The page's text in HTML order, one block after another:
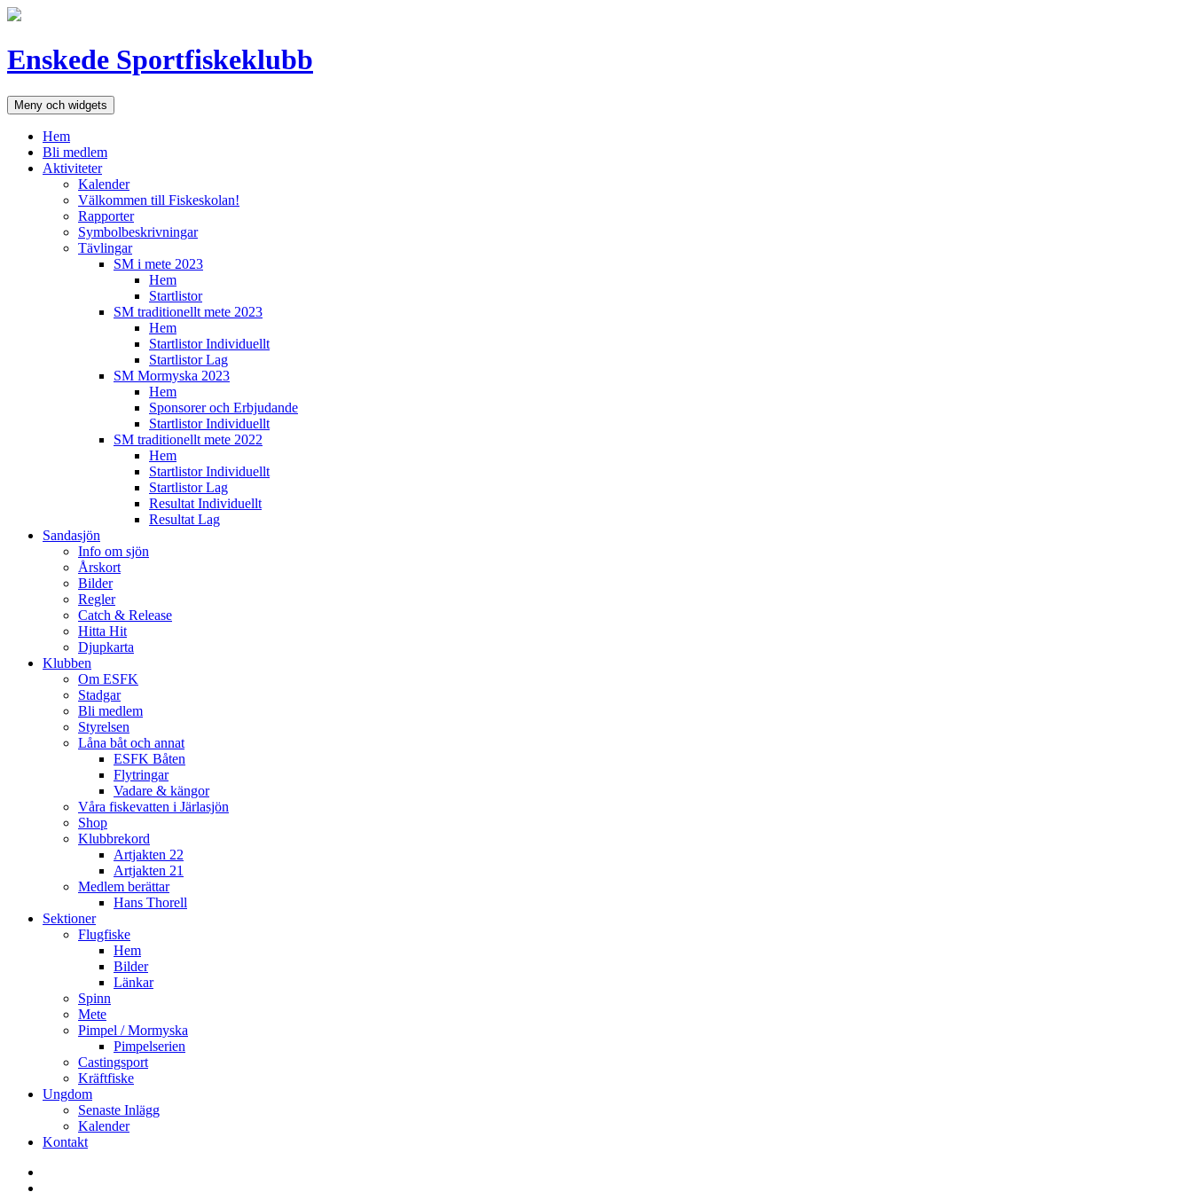
Hoppa
Enskede Sportfiskeklubb
Meny och widgets
Hem
Bli medlem
Aktiviteter
Kalender
Välkommen till Fiskeskolan!
Rapporter
Symbolbeskrivningar
Tävlingar
SM i mete 2023
Hem
Startlistor
SM traditionellt mete 2023
Hem
Startlistor Individuellt
Startlistor Lag
SM Mormyska 2023
Hem
Sponsorer och Erbjudande
Startlistor Individuellt
SM traditionellt mete 2022
Hem
Startlistor Individuellt
Startlistor Lag
Resultat Individuellt
Resultat Lag
Sandasjön
Info om sjön
Årskort
Bilder
Regler
Catch & Release
Hitta Hit
Djupkarta
Klubben
Om ESFK
Stadgar
Bli medlem
Styrelsen
Låna båt och annat
ESFK Båten
Flytringar
Vadare & kängor
Våra fiskevatten i Järlasjön
Shop
Klubbrekord
Artjakten 22
Artjakten 21
Medlem berättar
Hans Thorell
Sektioner
Flugfiske
Hem
Bilder
Länkar
Spinn
Mete
Pimpel / Mormyska
Pimpelserien
Castingsport
Kräftfiske
Ungdom
Senaste Inlägg
Kalender
Kontakt